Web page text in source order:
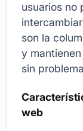
usuarios no
son la
y
sin
web